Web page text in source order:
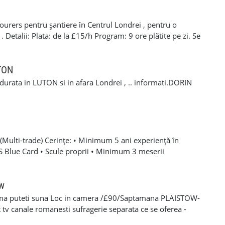
tarifului la locul actual de munca. Telefon / SMS /
nu raspundem imediat, trimiteti un mesaj scurt cu
incepe. Optional, puteti completa formularul din
Toni Timis & Daniel Timis T&D GLAZING AND
pentru șantiere în Centrul Londrei , pentru o
Plata: de la £15/h Program: 9 ore plătite pe zi. Se
de a lucra în weekend. Cerințe: CSCS Card. Drept de
254793 Mihai 📞 +44 7393 943242 Stefan
in LUTON si in afara Londrei , .. informati.DORIN
trade) Cerințe: • Minimum 5 ani experiență în
Blue Card • Scule proprii • Minimum 3 meserii
experiență solidă în mai multe domenii din construcții •
B valabil • Mijloc de transport propriu
oferă: • Salariu atractiv, în funcție de experiență și
Diurnă / plată transport • Suport tehnic continuu și
și cursuri de calificare • Mediu de lucru stabil cu
puteti suna Loc in camera /£90/Saptamana PLAISTOW-
canale romanesti sufragerie separata ce se oferea -
-fiecare camera beneficiaza de frigider separat -wi-fi